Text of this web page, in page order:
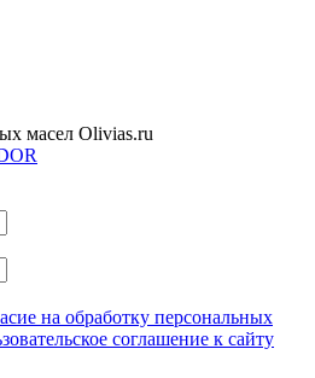
масел Olivias.ru
на обработку персональных
соглашение к сайту